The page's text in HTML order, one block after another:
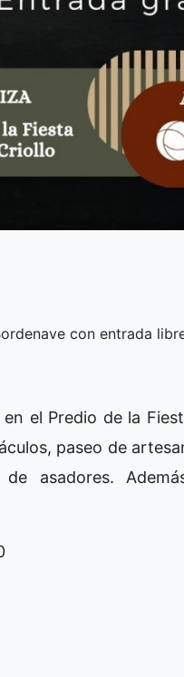
con entrada
el Predio de la
paseo de
asadores.